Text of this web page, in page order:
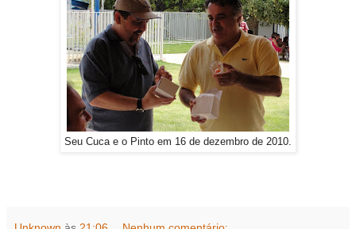
Seu Cuca e o Pinto em 16 de dezembro de 2010.